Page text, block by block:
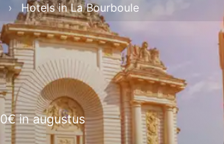
in augustus
Hotels in La Bourboule